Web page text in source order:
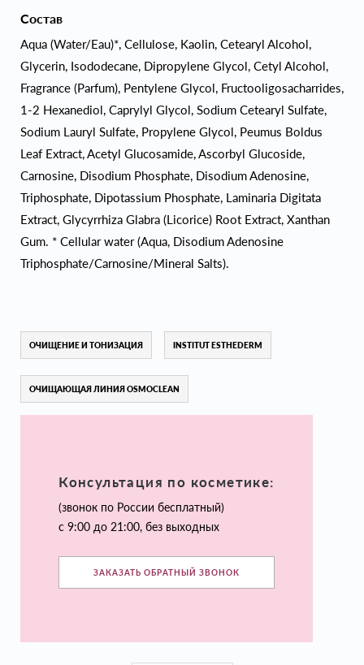
Состав
Aqua (Water/Eau)*, Cellulose, Kaolin, Cetearyl Alcohol,
Glycerin, Isododecane, Dipropylene Glycol, Cetyl Alcohol,
Fragrance (Parfum), Pentylene Glycol, Fructooligosacharrides,
1-2 Hexanediol, Caprylyl Glycol, Sodium Cetearyl Sulfate,
Sodium Lauryl Sulfate, Propylene Glycol, Peumus Boldus
Leaf Extract, Acetyl Glucosamide, Ascorbyl Glucoside,
Carnosine, Disodium Phosphate, Disodium Adenosine,
Triphosphate, Dipotassium Phosphate, Laminaria Digitata
Extract, Glycyrrhiza Glabra (Licorice) Root Extract, Xanthan
Gum. * Cellular water (Aqua, Disodium Adenosine
Triphosphate/Carnosine/Mineral Salts).
ОЧИЩЕНИЕ И ТОНИЗАЦИЯ INSTITUT ESTHEDERM
ОЧИЩАЮЩАЯ ЛИНИЯ OSMOCLEAN
Консультация по косметике:
(звонок по России бесплатный)
с 9:00 до 21:00, без выходных
ЗАКАЗАТЬ ОБРАТНЫЙ ЗВОНОК